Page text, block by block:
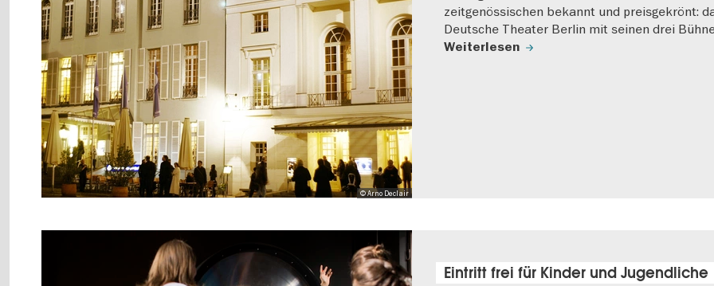
© Arno Declair
zeitgenössischen bekannt und preisgekrönt:
Deutsche Theater Berlin mit seinen drei
Weiterlesen
Eintritt frei für Kinder und Jugendliche